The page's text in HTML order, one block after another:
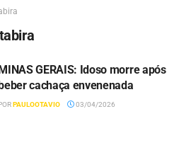
MINAS GERAIS: Idoso morre após
beber cachaça envenenada
PAULOOTAVIO 03/04/2026